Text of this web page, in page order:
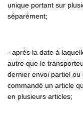
unique portant sur
séparément;
- après la date à
autre que le
dernier envoi partiel
commandé un article
en plusieurs articles;